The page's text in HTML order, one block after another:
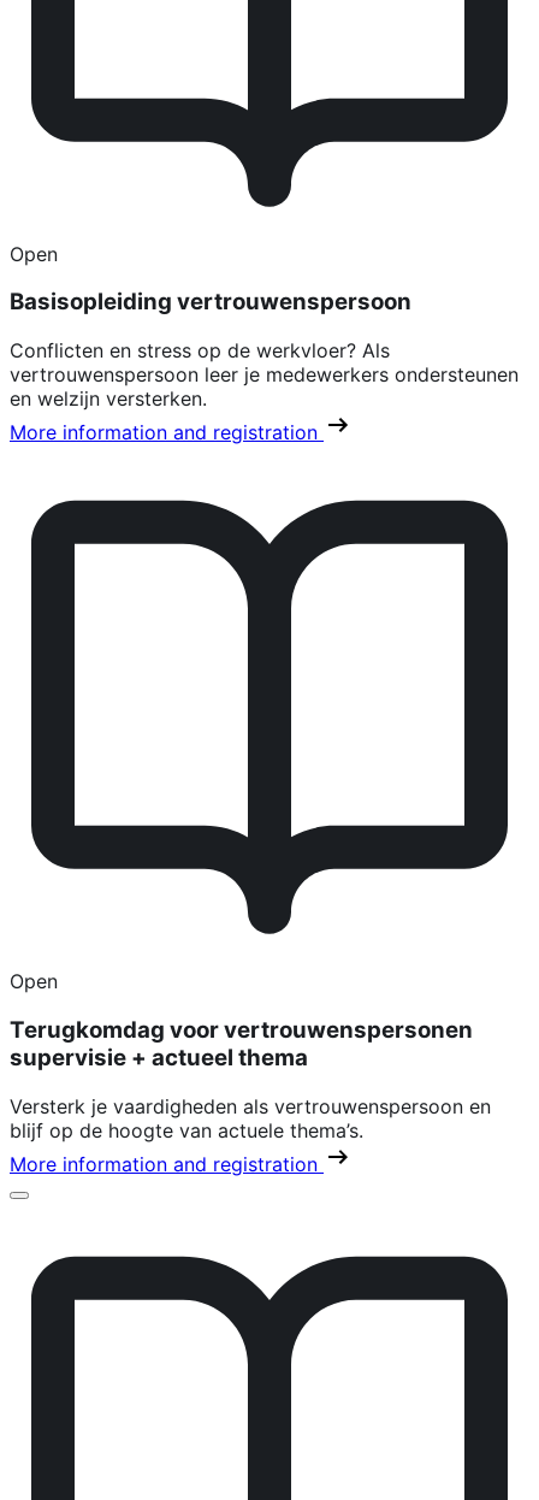
Open
Basisopleiding vertrouwenspersoon
Conflicten en stress op de werkvloer? Als
vertrouwenspersoon leer je medewerkers ondersteunen
en welzijn versterken.
More information and registration
Open
Terugkomdag voor vertrouwenspersonen
supervisie + actueel thema
Versterk je vaardigheden als vertrouwenspersoon en
blijf op de hoogte van actuele thema’s.
More information and registration